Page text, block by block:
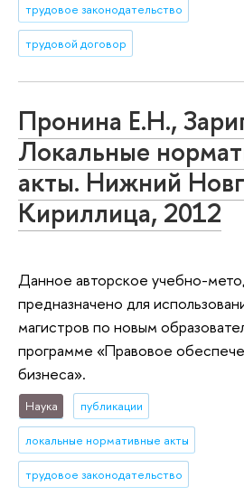
трудовое законодательство
трудовой договор
Пронина Е.Н.,
Локальные
акты. Нижний
Кириллица, 2012
Данное авторское учебно-
предназначено для
магистров по новым
программе «Правовое
бизнеса».
Наука публикации
локальные нормативные акты
трудовое законодательство